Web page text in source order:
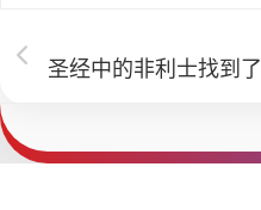
圣经中的非利士找到了